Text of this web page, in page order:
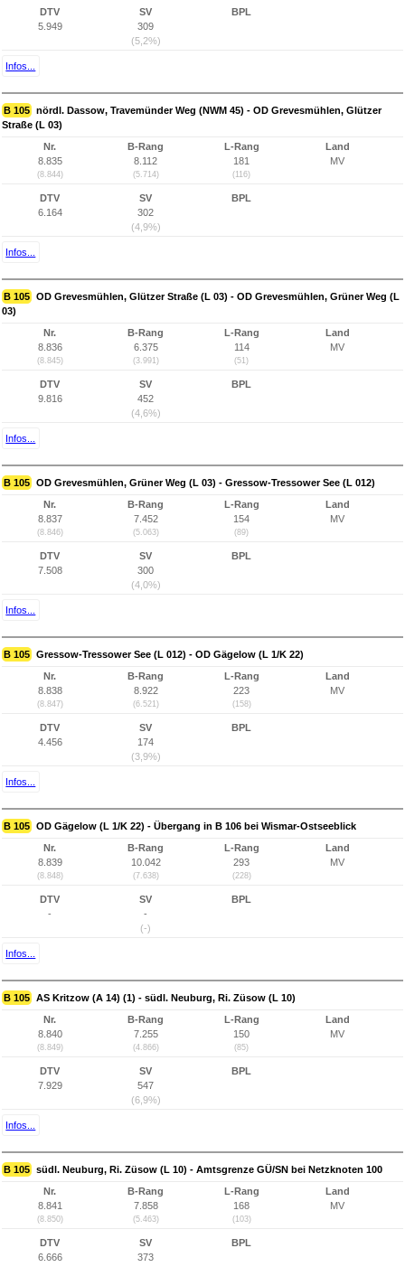
DTV
5.949
SV
309
(5,2%)
BPL
Infos...
B 105 nördl. Dassow, Travemünder Weg (NWM 45) - OD Grevesmühlen, Glützer
Straße (L 03)
Nr.
8.835
(8.844)
B-Rang
8.112
(5.714)
L-Rang
181
(116)
Land
MV
DTV
6.164
SV
302
(4,9%)
BPL
Infos...
B 105 OD Grevesmühlen, Glützer Straße (L 03) - OD Grevesmühlen, Grüner Weg (L
03)
Nr.
8.836
(8.845)
B-Rang
6.375
(3.991)
L-Rang
114
(51)
Land
MV
DTV
9.816
SV
452
(4,6%)
BPL
Infos...
B 105 OD Grevesmühlen, Grüner Weg (L 03) - Gressow-Tressower See (L 012)
Nr.
8.837
(8.846)
B-Rang
7.452
(5.063)
L-Rang
154
(89)
Land
MV
DTV
7.508
SV
300
(4,0%)
BPL
Infos...
B 105 Gressow-Tressower See (L 012) - OD Gägelow (L 1/K 22)
Nr.
8.838
(8.847)
B-Rang
8.922
(6.521)
L-Rang
223
(158)
Land
MV
DTV
4.456
SV
174
(3,9%)
BPL
Infos...
B 105 OD Gägelow (L 1/K 22) - Übergang in B 106 bei Wismar-Ostseeblick
Nr.
8.839
(8.848)
B-Rang
10.042
(7.638)
L-Rang
293
(228)
Land
MV
DTV
-
SV
-
(-)
BPL
Infos...
B 105 AS Kritzow (A 14) (1) - südl. Neuburg, Ri. Züsow (L 10)
Nr.
8.840
(8.849)
B-Rang
7.255
(4.866)
L-Rang
150
(85)
Land
MV
DTV
7.929
SV
547
(6,9%)
BPL
Infos...
B 105 südl. Neuburg, Ri. Züsow (L 10) - Amtsgrenze GÜ/SN bei Netzknoten 100
Nr.
8.841
(8.850)
B-Rang
7.858
(5.463)
L-Rang
168
(103)
Land
MV
DTV
6.666
SV
373
BPL